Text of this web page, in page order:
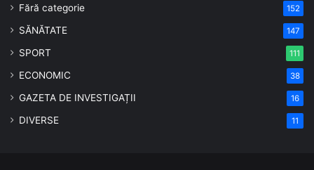
Fără categorie 152
SĂNĂTATE 147
SPORT 111
ECONOMIC 38
GAZETA DE INVESTIGAȚII 16
DIVERSE 11